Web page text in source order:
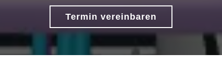
Termin vereinbaren